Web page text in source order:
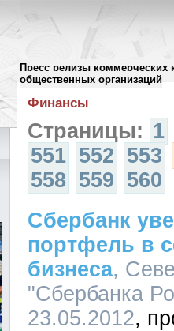
Пресс релизы коммерческих
общественных организаций
Архив пресс-релизов//
Финансы
Страницы: 1
551 552 553
558 559 560
Сбербанк
портфель в
бизнеса,
"Сбербанка
23.05.2012